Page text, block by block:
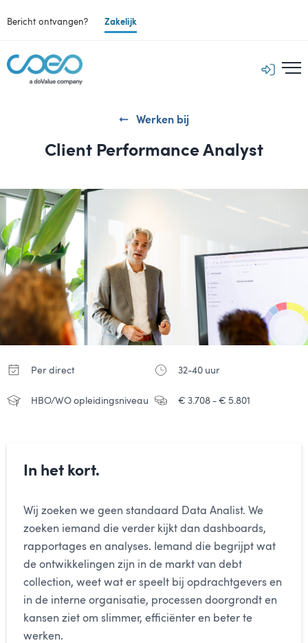
Bericht ontvangen? Zakelijk
Werken bij
Client Performance Analyst
Per direct 32-40 uur
HBO/WO opleidingsniveau € 3.708 - € 5.801
In het kort.
Wij zoeken we geen standaard Data Analist. We
zoeken iemand die verder kijkt dan dashboards,
rapportages en analyses. Iemand die begrijpt wat
de ontwikkelingen zijn in de markt van debt
collection, weet wat er speelt bij opdrachtgevers en
in de interne organisatie, processen doorgrondt en
kansen ziet om slimmer, efficiënter en beter te
werken.